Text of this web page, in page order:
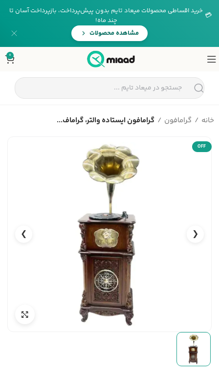
💳 خرید اقساطی محصولات میعاد تایم بدون پیش‌پرداخت، بازپرداخت آسان تا
چند ماه!
مشاهده محصولات
0
خانه گرامافون گرامافون ایستاده والتر، گراماف...
OFF
❮
❯